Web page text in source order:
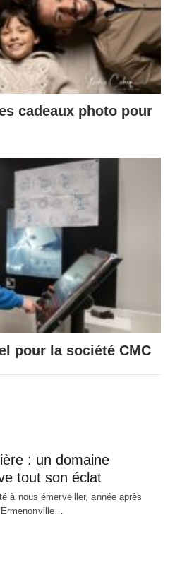
cadeaux photo pour
pour la société CMC
: un domaine
tout son éclat
à nous émerveiller, année après